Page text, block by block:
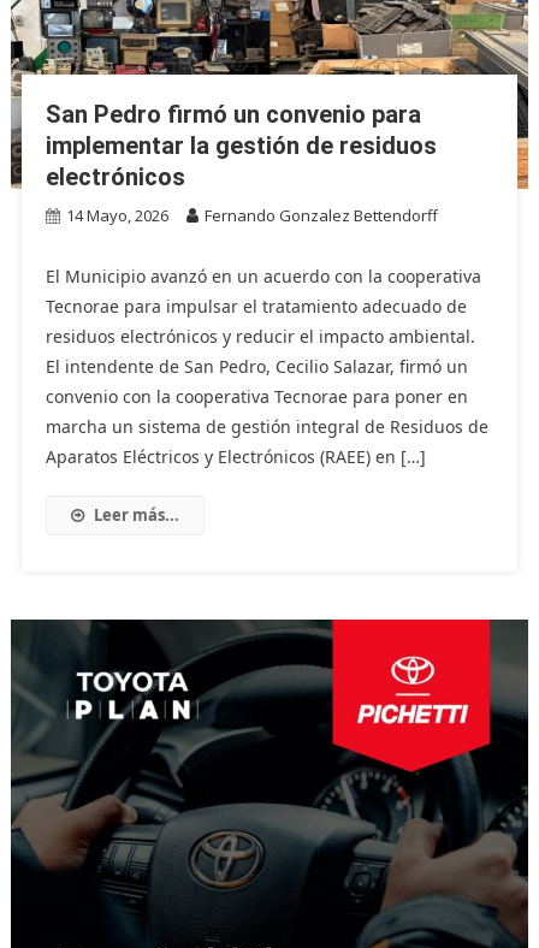
San Pedro firmó un convenio para
implementar la gestión de residuos
electrónicos
14 Mayo, 2026 Fernando Gonzalez Bettendorff
El Municipio avanzó en un acuerdo con la cooperativa
Tecnorae para impulsar el tratamiento adecuado de
residuos electrónicos y reducir el impacto ambiental.
El intendente de San Pedro, Cecilio Salazar, firmó un
convenio con la cooperativa Tecnorae para poner en
marcha un sistema de gestión integral de Residuos de
Aparatos Eléctricos y Electrónicos (RAEE) en […]
Leer más...